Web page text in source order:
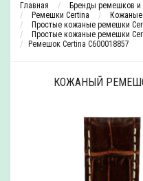
Главная Бренды ремешков и
Ремешки Certina
Простые кожаные ремешки
Простые кожаные ремешки
Ремешок Certina C600018857
КОЖАНЫЙ